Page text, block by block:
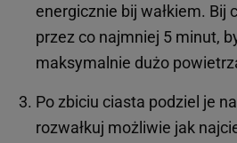
energicznie bij wałkiem. Bij
przez co najmniej 5 minut,
maksymalnie dużo
Po zbiciu ciasta podziel je
rozwałkuj możliwie jak